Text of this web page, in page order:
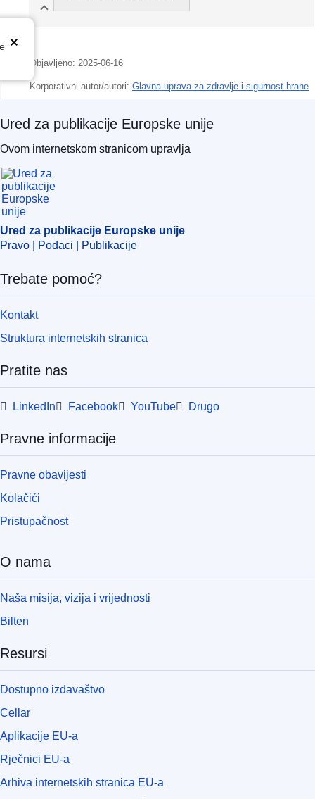
Objavljeno: 2025-06-16
Korporativni autor/autori: Glavna uprava za zdravlje i sigurnost hrane
Predmet: biljna proizvodnja ispitivanje hrane
proizvod,sigurnost hrane,zaostatak pesticida
CELEX : 32025R1164
ELI :
IMMC : C(2025)3647/3957788
pdfa2a
ISSN
Kataloški broj
FXL2501164BG
Ured za publikacije Europske unije
Ovom internetskom stranicom upravlja
Ured za publikacije Europske unije
Pravo | Podaci | Publikacije
Trebate pomoć?
Kontakt
Struktura internetskih stranica
Pratite nas
LinkedIn Facebook YouTube Drugo
Pravne informacije
Pravne obavijesti
Kolačići
Pristupačnost
O nama
Naša misija, vizija i vrijednosti
Bilten
Resursi
Dostupno izdavaštvo
Cellar
Aplikacije EU-a
Rječnici EU-a
Arhiva internetskih stranica EU-a